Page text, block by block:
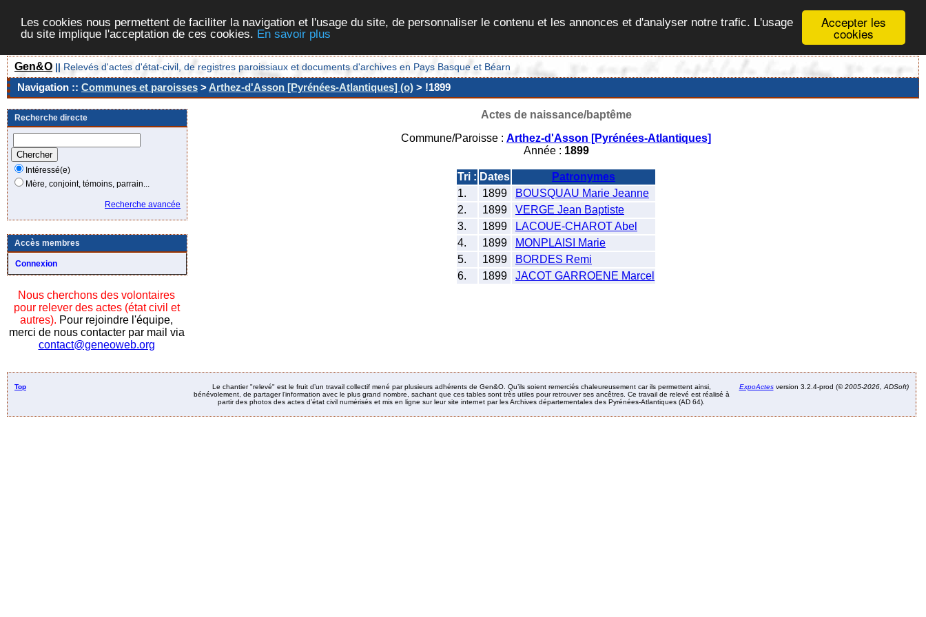
Accepter les
cookies
Les cookies nous permettent de faciliter la navigation et l'usage du site, de personnaliser le contenu et les annonces et d'analyser notre trafic. L'usage
du site implique l'acceptation de ces cookies. En savoir plus
Gen&O || Relevés d'actes d'état-civil, de registres paroissiaux et documents d'archives en Pays Basque et Béarn
Navigation :: Communes et paroisses >Arthez-d'Asson [Pyrénées-Atlantiques] (o) > !1899
Recherche directe
Intéressé(e)
Mère, conjoint, témoins, parrain...
Recherche avancée
Accès membres
Connexion
Nous cherchons des volontaires
pour relever des actes (état civil et
autres). Pour rejoindre l'équipe,
merci de nous contacter par mail via
contact@geneoweb.org
Actes de naissance/baptême
Commune/Paroisse : Arthez-d'Asson [Pyrénées-Atlantiques]
Année : 1899
Tri : Dates
Patronymes
1.
1899
BOUSQUAU Marie Jeanne
2.
1899
VERGE Jean Baptiste
3.
1899
LACOUE-CHAROT Abel
4.
1899
MONPLAISI Marie
5.
1899
BORDES Remi
6.
1899 JACOT GARROENE Marcel
Top
Le chantier "relevé" est le fruit d’un travail collectif mené par plusieurs adhérents de Gen&O. Qu’ils soient remerciés chaleureusement car ils permettent ainsi,
bénévolement, de partager l’information avec le plus grand nombre, sachant que ces tables sont très utiles pour retrouver ses ancêtres. Ce travail de relevé est réalisé à
partir des photos des actes d’état civil numérisés et mis en ligne sur leur site internet par les Archives départementales des Pyrénées-Atlantiques (AD 64).
ExpoActesversion 3.2.4-prod (©2005-2026, ADSoft)